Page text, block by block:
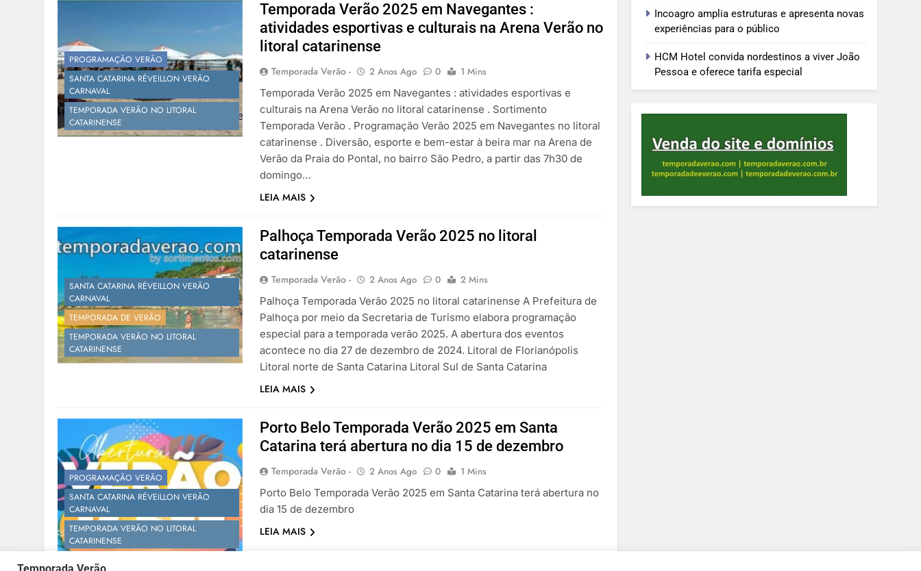
PROGRAMAÇÃO VERÃO
SANTA CATARINA RÉVEILLON VERÃO
CARNAVAL
TEMPORADA VERÃO NO LITORAL
CATARINENSE
Temporada Verão 2025 em Navegantes :
atividades esportivas e culturais na Arena Verão no
litoral catarinense
Temporada Verão - 2 Anos Ago 0
1 Mins
Temporada Verão 2025 em Navegantes : atividades esportivas e
culturais na Arena Verão no litoral catarinense . Sortimento
Temporada Verão . Programação Verão 2025 em Navegantes no litoral
catarinense . Diversão, esporte e bem-estar à beira mar na Arena de
Verão da Praia do Pontal, no bairro São Pedro, a partir das 7h30 de
domingo…
LEIA MAIS
SANTA CATARINA RÉVEILLON VERÃO
CARNAVAL
TEMPORADA DE VERÃO
TEMPORADA VERÃO NO LITORAL
CATARINENSE
Palhoça Temporada Verão 2025 no litoral
catarinense
Temporada Verão - 2 Anos Ago 0
2 Mins
Palhoça Temporada Verão 2025 no litoral catarinense A Prefeitura de
Palhoça por meio da Secretaria de Turismo elabora programação
especial para a temporada verão 2025. A abertura dos eventos
acontece no dia 27 de dezembro de 2024. Litoral de Florianópolis
Litoral norte de Santa Catarina Litoral Sul de Santa Catarina
LEIA MAIS
PROGRAMAÇÃO VERÃO
SANTA CATARINA RÉVEILLON VERÃO
CARNAVAL
TEMPORADA VERÃO NO LITORAL
CATARINENSE
Porto Belo Temporada Verão 2025 em Santa
Catarina terá abertura no dia 15 de dezembro
Temporada Verão - 2 Anos Ago 0
1 Mins
Porto Belo Temporada Verão 2025 em Santa Catarina terá abertura no
dia 15 de dezembro
LEIA MAIS
Incoagro amplia estruturas e apresenta novas
experiências para o público
HCM Hotel convida nordestinos a viver João
Pessoa e oferece tarifa especial